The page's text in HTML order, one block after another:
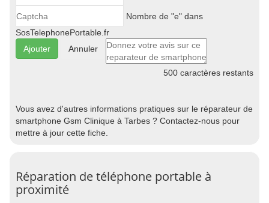
Nombre de "e" dans
SosTelephonePortable.fr
Annuler
500 caractères restants
Vous avez d'autres informations pratiques sur le réparateur de
smartphone Gsm Clinique à Tarbes ? Contactez-nous pour
mettre à jour cette fiche.
Réparation de téléphone portable à
proximité